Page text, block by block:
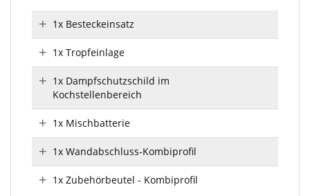
1x Besteckeinsatz
1x Tropfeinlage
1x Dampfschutzschild im
Kochstellenbereich
1x Mischbatterie
1x Wandabschluss-Kombiprofil
1x Zubehörbeutel - Kombiprofil